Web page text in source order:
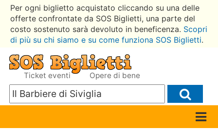
Per ogni biglietto acquistato cliccando su una delle
offerte confrontate da SOS Biglietti, una parte del
costo sostenuto sarà devoluto in beneficenza. Scopri
di più su chi siamo e su come funziona SOS Biglietti.
Ticket eventi Opere di bene